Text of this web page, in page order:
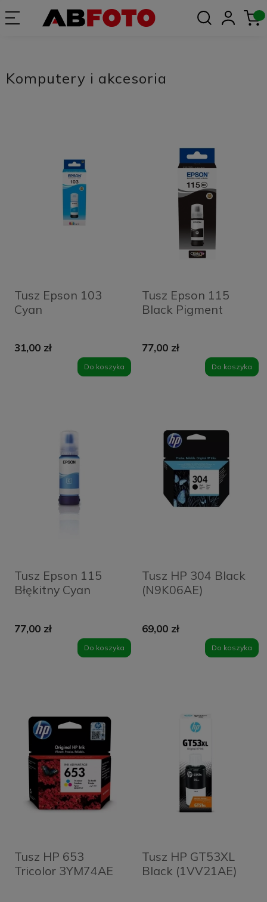
Komputery i akcesoria
Tusz Epson 103
Cyan
31,00 zł
Do koszyka
Tusz Epson 115
Black Pigment
77,00 zł
Do koszyka
Tusz Epson 115
Błękitny Cyan
77,00 zł
Do koszyka
Tusz HP 304 Black
(N9K06AE)
69,00 zł
Do koszyka
Tusz HP 653
Tricolor 3YM74AE
Tusz HP GT53XL
Black (1VV21AE)